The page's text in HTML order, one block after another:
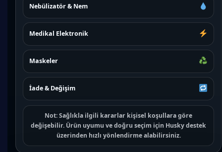
Nebülizatör & Nem
Medikal Elektronik
Maskeler
İade & Değişim
Not:Sağlıkla ilgili kararlar kişisel koşullara göre
değişebilir. Ürün uyumu ve doğru seçim için Husky destek
üzerinden hızlı yönlendirme alabilirsiniz.